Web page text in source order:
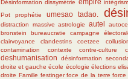
Désinformation dissymétrie
Pot
prophétie umesao tadao.
distraction massive astrologie autel
bronstein
bureaucratie campagne
clairvoyance
clandestins coetzee
contamination
contexte contre-culture
deshumanisation désinformation
droite et gauche école écologie élections
droite Famille festinger foce de la terre force